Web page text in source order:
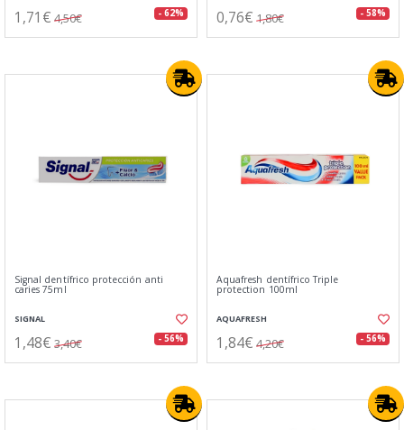
1,71€ 4,50€ - 62% 0,76€ 1,80€ - 58%
Signal dentífrico protección anti
caries 75ml
SIGNAL
1,48€ 3,40€ - 56%
Aquafresh dentífrico Triple
protection 100ml
AQUAFRESH
1,84€ 4,20€ - 56%